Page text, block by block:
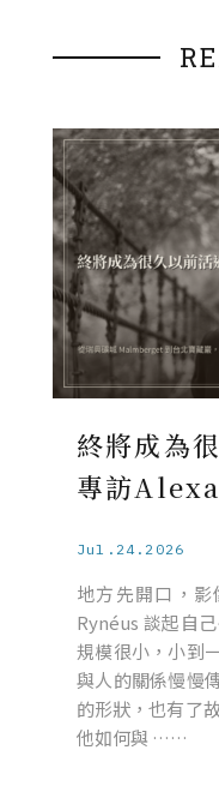
終將成為
專訪
Jul.24.2026
地方先開口，
Rynéus 談起自
規模很小，小到
與人的關係慢慢
的形狀，也有了
他如何與 ……